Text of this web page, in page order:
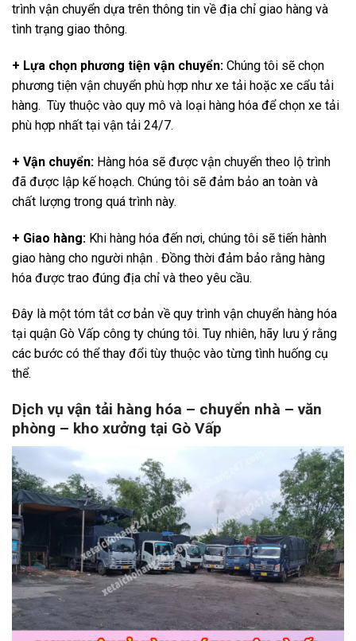
trình vận chuyển dựa trên thông tin về địa chỉ giao hàng và
tình trạng giao thông.
+ Lựa chọn phương tiện vận chuyển: Chúng tôi sẽ chọn
phương tiện vận chuyển phù hợp như xe tải hoặc xe cẩu tải
hàng. Tùy thuộc vào quy mô và loại hàng hóa để chọn xe tải
phù hợp nhất tại vận tải 24/7.
+ Vận chuyển: Hàng hóa sẽ được vận chuyển theo lộ trình
đã được lập kế hoạch. Chúng tôi sẽ đảm bảo an toàn và
chất lượng trong quá trình này.
+ Giao hàng: Khi hàng hóa đến nơi, chúng tôi sẽ tiến hành
giao hàng cho người nhận . Đồng thời đảm bảo rằng hàng
hóa được trao đúng địa chỉ và theo yêu cầu.
Đây là một tóm tắt cơ bản về quy trình vận chuyển hàng hóa
tại quận Gò Vấp công ty chúng tôi. Tuy nhiên, hãy lưu ý rằng
các bước có thể thay đổi tùy thuộc vào từng tình huống cụ
thể.
Dịch vụ vận tải hàng hóa – chuyển nhà – văn
phòng – kho xưởng tại Gò Vấp